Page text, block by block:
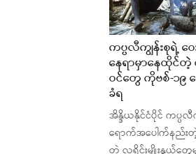
ကပ္ပလီကျွန်းစုရဲ့ ဝ
နေရာမှာနေထိုင်တဲ့
ဝင်တွေ ကိုဗစ်-၁၉ ရ
ခံရ
အိန္ဒိယနိုင်ငံပိုင် ကပ္ပ
ရောက်အပေါက်နည်း